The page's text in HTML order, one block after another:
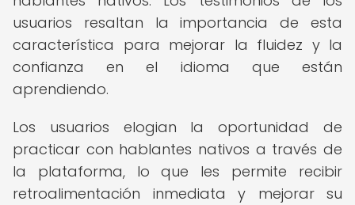
usuarios resaltan la importancia de esta
característica para mejorar la fluidez y la
confianza en el idioma que están
aprendiendo.
Los usuarios elogian la oportunidad de
practicar con hablantes nativos a través de
la plataforma, lo que les permite recibir
retroalimentación inmediata y mejorar su